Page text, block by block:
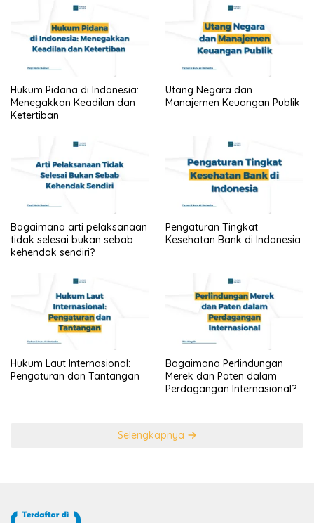
Hukum Pidana di Indonesia:
Menegakkan Keadilan dan
Ketertiban
Utang Negara dan
Manajemen Keuangan Publik
Bagaimana arti pelaksanaan
tidak selesai bukan sebab
kehendak sendiri?
Pengaturan Tingkat
Kesehatan Bank di Indonesia
Hukum Laut Internasional:
Pengaturan dan Tantangan
Bagaimana Perlindungan
Merek dan Paten dalam
Perdagangan Internasional?
Selengkapnya